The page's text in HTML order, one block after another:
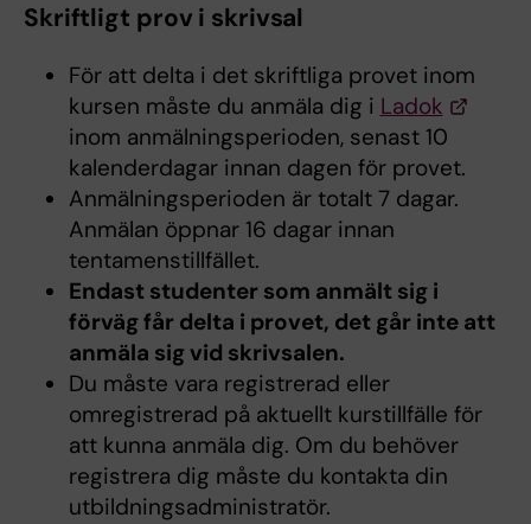
Skriftligt prov i skrivsal
För att delta i det skriftliga provet inom
kursen måste du anmäla dig i Ladok
inom anmälningsperioden, senast 10
kalenderdagar innan dagen för provet.
Anmälningsperioden är totalt 7 dagar.
Anmälan öppnar 16 dagar innan
tentamenstillfället.
Endast studenter som anmält sig i
förväg får delta i provet, det går inte att
anmäla sig vid skrivsalen.
Du måste vara registrerad eller
omregistrerad på aktuellt kurstillfälle för
att kunna anmäla dig. Om du behöver
registrera dig måste du kontakta din
utbildningsadministratör.